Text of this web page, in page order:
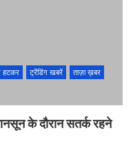
हटकर ट्रेंडिंग खबरें
ताज़ा ख़बर
के दौरान सतर्क रहने